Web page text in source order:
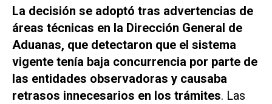
La decisión se adoptó tras advertencias de
áreas técnicas en la Dirección General de
Aduanas, que detectaron que el sistema
vigente tenía baja concurrencia por parte de
las entidades observadoras y causaba
retrasos innecesarios en los trámites. Las